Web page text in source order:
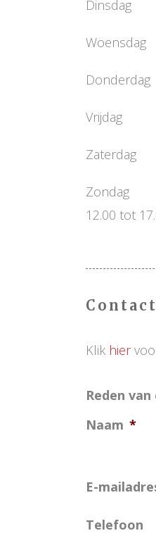
Vrijdag
Zaterdag
Zondag
12.00 tot
Klik hier
Reden
Naam *
E-
Telefoon